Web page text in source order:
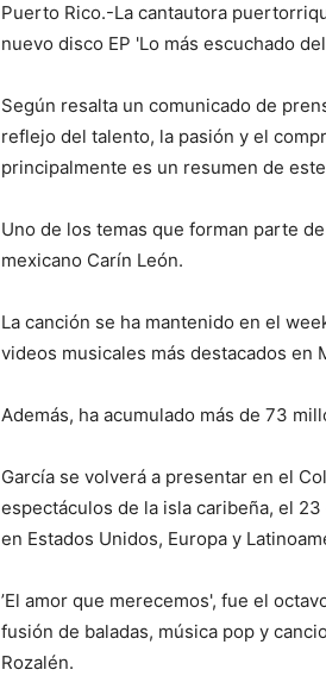
Puerto Rico.-La cantautora
nuevo disco EP 'Lo más escuchado
Según resalta un comunicado de
reflejo del talento, la pasión y el
principalmente es un resumen de
Uno de los temas que forman parte
mexicano Carín León.
La canción se ha mantenido en el
videos musicales más destacados en
Además, ha acumulado más de 73
García se volverá a presentar en el
espectáculos de la isla caribeña, el
en Estados Unidos, Europa y
’El amor que merecemos', fue el
fusión de baladas, música pop y
Rozalén.